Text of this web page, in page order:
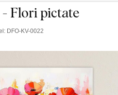
Flori pictate
DFO-KV-0022